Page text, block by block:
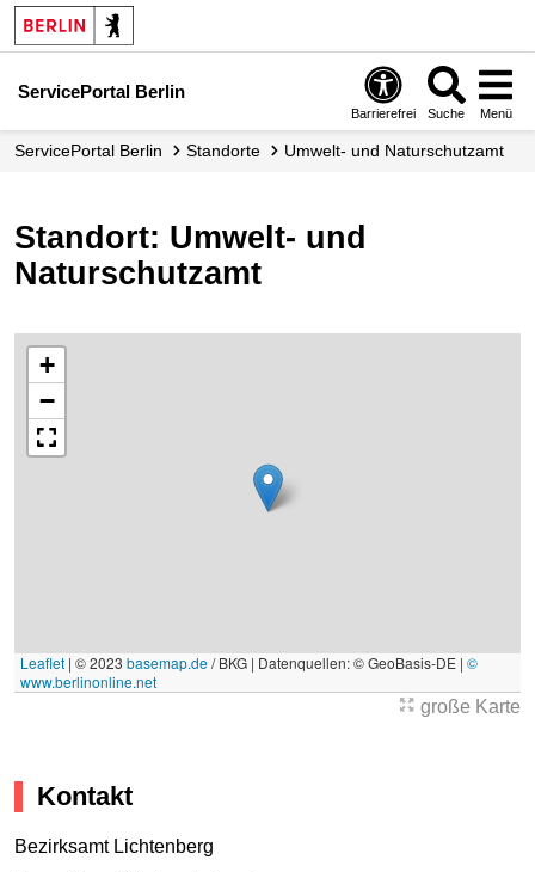
ServicePortal Berlin
Barrierefrei Suche Menü
ServicePortal Berlin Standorte Umwelt- und Naturschutzamt
Standort: Umwelt- und
Naturschutzamt
+
−
Leaflet | © 2023 basemap.de/ BKG | Datenquellen: © GeoBasis-DE | ©
www.berlinonline.net
große Karte
Kontakt
Bezirksamt Lichtenberg